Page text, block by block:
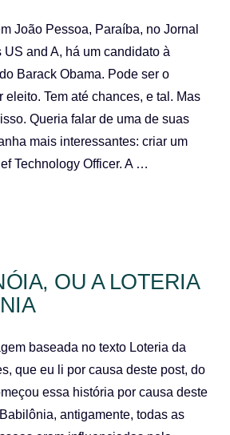
João Pessoa, Paraíba, no Jornal
and A, há um candidato à
Barack Obama. Pode ser o
eleito. Tem até chances, e tal. Mas
Queria falar de uma de suas
mais interessantes: criar um
Technology Officer. A …
OU A LOTERIA
baseada no texto Loteria da
que eu li por causa deste post, do
essa história por causa deste
antigamente, todas as